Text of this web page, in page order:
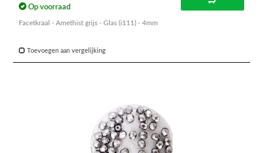
Op voorraad
Facetkraal - Amethist grijs - Glas (i111) - 4mm
Toevoegen aan vergelijking